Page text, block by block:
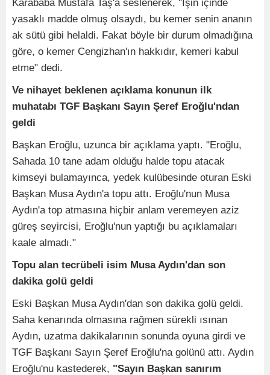
Karababa Mustafa Taş'a seslenerek, "İşin içinde
yasaklı madde olmuş olsaydı, bu kemer senin ananın
ak sütü gibi helaldi. Fakat böyle bir durum olmadığına
göre, o kemer Cengizhan'ın hakkıdır, kemeri kabul
etme" dedi.
Ve nihayet beklenen açıklama konunun ilk
muhatabı TGF Başkanı Sayın Şeref Eroğlu'ndan
geldi
Başkan Eroğlu, uzunca bir açıklama yaptı. "Eroğlu,
Sahada 10 tane adam olduğu halde topu atacak
kimseyi bulamayınca, yedek kulübesinde oturan Eski
Başkan Musa Aydın'a topu attı. Eroğlu'nun Musa
Aydın'a top atmasına hiçbir anlam veremeyen aziz
güreş seyircisi, Eroğlu'nun yaptığı bu açıklamaları
kaale almadı."
Topu alan tecrübeli isim Musa Aydın'dan son
dakika golü geldi
Eski Başkan Musa Aydın'dan son dakika golü geldi.
Saha kenarında olmasına rağmen sürekli ısınan
Aydın, uzatma dakikalarının sonunda oyuna girdi ve
TGF Başkanı Sayın Şeref Eroğlu'na golünü attı. Aydın
Eroğlu'nu kastederek, "Sayın Başkan sanırım